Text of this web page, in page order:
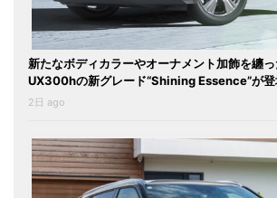
新たなボディカラーやオーナメント加飾を纏
UX300hの新グレード“Shining Essence”が
2日 ago